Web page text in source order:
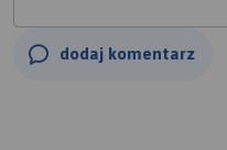
dodaj komentarz